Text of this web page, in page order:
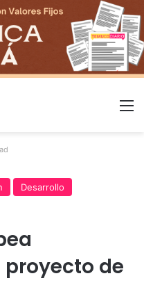
Desarrollo
de